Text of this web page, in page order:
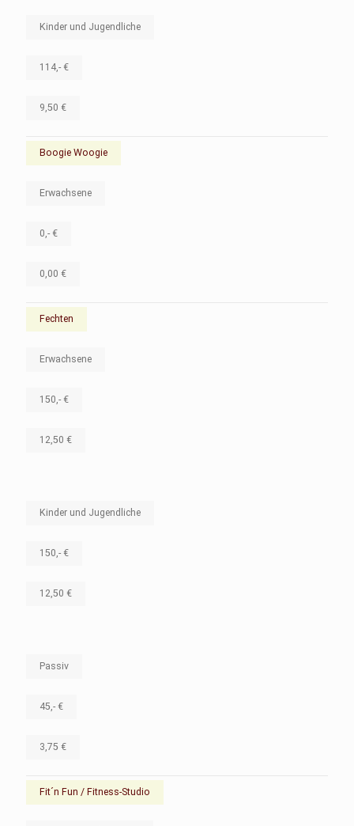
Kinder und Jugendliche
114,- €
9,50 €
Boogie Woogie
Erwachsene
0,- €
0,00 €
Fechten
Erwachsene
150,- €
12,50 €
Kinder und Jugendliche
150,- €
12,50 €
Passiv
45,- €
3,75 €
Fit´n Fun / Fitness-Studio